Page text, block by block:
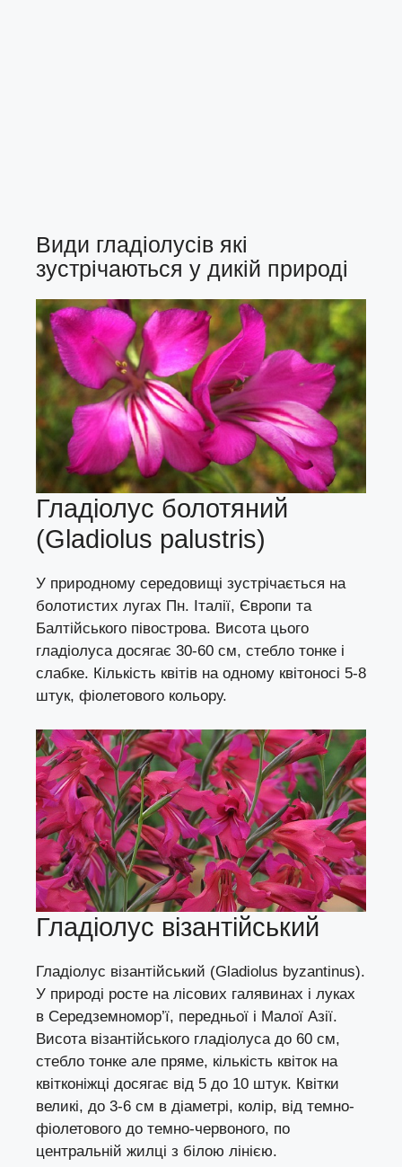
Види гладіолусів які
зустрічаються у дикій природі
Гладіолус болотяний
(Gladiolus palustris)
У природному середовищі зустрічається на
болотистих лугах Пн. Італії, Європи та
Балтійського півострова. Висота цього
гладіолуса досягає 30-60 см, стебло тонке і
слабке. Кількість квітів на одному квітоносі 5-8
штук, фіолетового кольору.
Гладіолус візантійський
Гладіолус візантійський (Gladiolus byzantinus).
У природі росте на лісових галявинах і луках
в Середземномор’ї, передньої і Малої Азії.
Висота візантійського гладіолуса до 60 см,
стебло тонке але пряме, кількість квіток на
квітконіжці досягає від 5 до 10 штук. Квітки
великі, до 3-6 см в діаметрі, колір, від темно-
фіолетового до темно-червоного, по
центральній жилці з білою лінією.